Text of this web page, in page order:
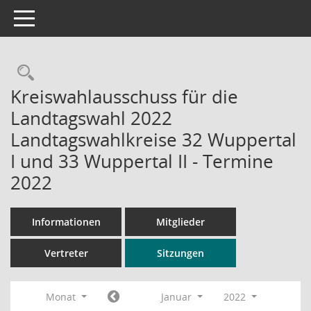
Toggle navigation
Rechercheauswahl
Kreiswahlausschuss für die
Landtagswahl 2022
Landtagswahlkreise 32 Wuppertal
I und 33 Wuppertal II - Termine
2022
Informationen Mitglieder
Vertreter Sitzungen
Monat Januar
2022